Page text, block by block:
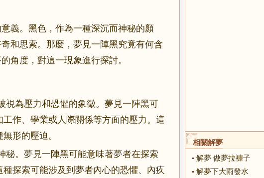
義。黑色，作為一種深沉而神秘的顏
和思索。那麼，夢見一陣黑究竟有何含
角度，對這一現象進行探討。
視為壓力和恐懼的象徵。夢見一陣黑可
作、學業或人際關係等方面的壓力。這
形的壓迫。
秘。夢見一陣黑可能意味著夢者在探索
探索可能涉及到夢者內心的恐懼、內疚
相關解夢
解夢 做夢拉褲子
解夢下大雨發水